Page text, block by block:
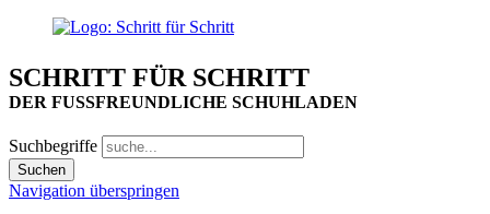
SCHRITT FÜR SCHRITT
DER FUSSFREUNDLICHE SCHUHLADEN
Suchbegriffe
Navigation überspringen